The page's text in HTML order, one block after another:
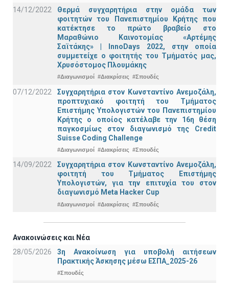
14/12/2022
Θερμά συγχαρητήρια στην ομάδα των
φοιτητών του Πανεπιστημίου Κρήτης που
κατέκτησε το πρώτο βραβείο στο
Μαραθώνιο Καινοτομίας «Αρτέμης
Σαϊτάκης» | InnoDays 2022, στην οποία
συμμετείχε ο φοιτητής του Τμήματός μας,
Χρυσόστομος Πλουμάκης
#Διαγωνισμοί #Διακρίσεις #Σπουδές
07/12/2022
Συγχαρητήρια στον Κωνσταντίνο Ανεμοζάλη,
προπτυχιακό φοιτητή του Τμήματος
Επιστήμης Υπολογιστών του Πανεπιστημίου
Κρήτης ο οποίος κατέλαβε την 16η θέση
παγκοσμίως στον διαγωνισμό της Credit
Suisse Coding Challenge
#Διαγωνισμοί #Διακρίσεις #Σπουδές
14/09/2022
Συγχαρητήρια στον Κωνσταντίνο Ανεμοζάλη,
φοιτητή του Τμήματος Επιστήμης
Υπολογιστών, για την επιτυχία του στον
διαγωνισμό Meta Hacker Cup
#Διαγωνισμοί #Διακρίσεις #Σπουδές
Ανακοινώσεις και Νέα
28/05/2026
3η Ανακοίνωση για υποβολή αιτήσεων
Πρακτικής Άσκησης μέσω ΕΣΠΑ_2025-26
#Σπουδές